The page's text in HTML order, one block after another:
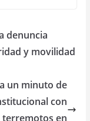
denuncia
y movilidad
un minuto de
con
en